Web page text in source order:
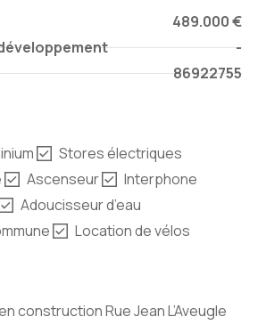
489.000 €
-
86922755
Stores électriques
Ascenseur
Interphone
Adoucisseur d’eau
Location de vélos
construction Rue Jean L’Aveugle